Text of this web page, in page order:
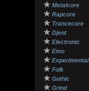
★ Metalcore
★ Rapcore
★ Trancecore
★ Djent
★ Electronic
★ Emo
★ Experimental
★ Folk
★ Gothic
★ Grind